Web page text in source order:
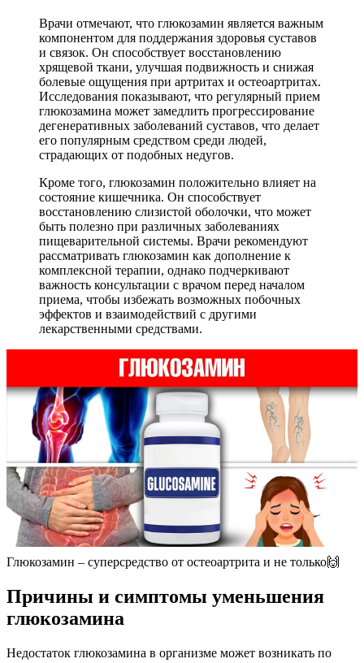
Врачи отмечают, что глюкозамин является важным
компонентом для поддержания здоровья суставов
и связок. Он способствует восстановлению
хрящевой ткани, улучшая подвижность и снижая
болевые ощущения при артритах и остеоартритах.
Исследования показывают, что регулярный прием
глюкозамина может замедлить прогрессирование
дегенеративных заболеваний суставов, что делает
его популярным средством среди людей,
страдающих от подобных недугов.
Кроме того, глюкозамин положительно влияет на
состояние кишечника. Он способствует
восстановлению слизистой оболочки, что может
быть полезно при различных заболеваниях
пищеварительной системы. Врачи рекомендуют
рассматривать глюкозамин как дополнение к
комплексной терапии, однако подчеркивают
важность консультации с врачом перед началом
приема, чтобы избежать возможных побочных
эффектов и взаимодействий с другими
лекарственными средствами.
Глюкозамин – суперсредство от остеоартрита и не только🙌
Причины и симптомы уменьшения
глюкозамина
Недостаток глюкозамина в организме может возникать по